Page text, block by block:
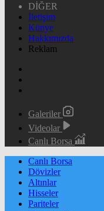
DİĞER
İletişim
Künye
Hakkımızda
Reklam
Galeriler
Videolar
Canlı Borsa
Canlı Borsa
Dövizler
Altınlar
Hisseler
Pariteler